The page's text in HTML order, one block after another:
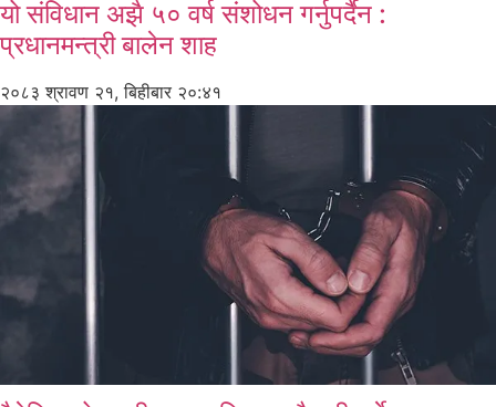
यो संविधान अझै ५० वर्ष संशोधन गर्नुपर्दैन :
प्रधानमन्त्री बालेन शाह
२०८३ श्रावण २१, बिहीबार २०:४१